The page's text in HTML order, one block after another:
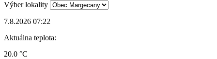
Výber lokality
7.8.2026 07:22
Aktuálna teplota:
20.0 °C